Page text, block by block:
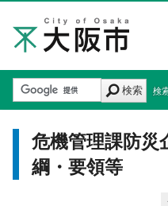
検索 検
危機管理課防災
綱・要領等